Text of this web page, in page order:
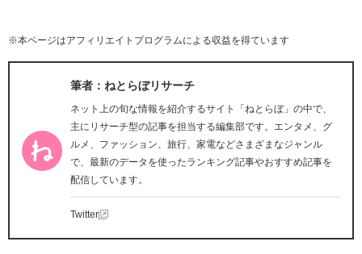
※本ページはアフィリエイトプログラムによる収益を得ています
筆者：ねとらぼリサーチ
ネット上の旬な情報を紹介するサイト「ねとらぼ」の中で、
主にリサーチ型の記事を担当する編集部です。エンタメ、グ
ルメ、ファッション、旅行、家電などさまざまなジャンル
で、最新のデータを使ったランキング記事やおすすめ記事を
配信しています。
Twitter